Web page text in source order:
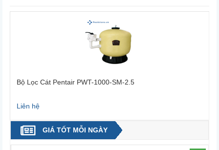
Bộ Lọc Cát Pentair PWT-1000-SM-2.5
Liên hệ
GIÁ TỐT MỖI NGÀY